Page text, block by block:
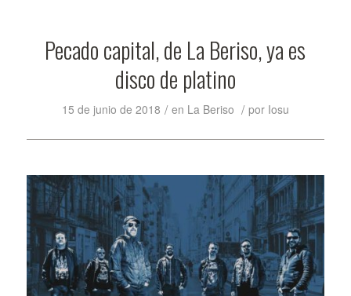
Pecado capital, de La Beriso, ya es
disco de platino
15 de junio de 2018 / en La Beriso / por Iosu